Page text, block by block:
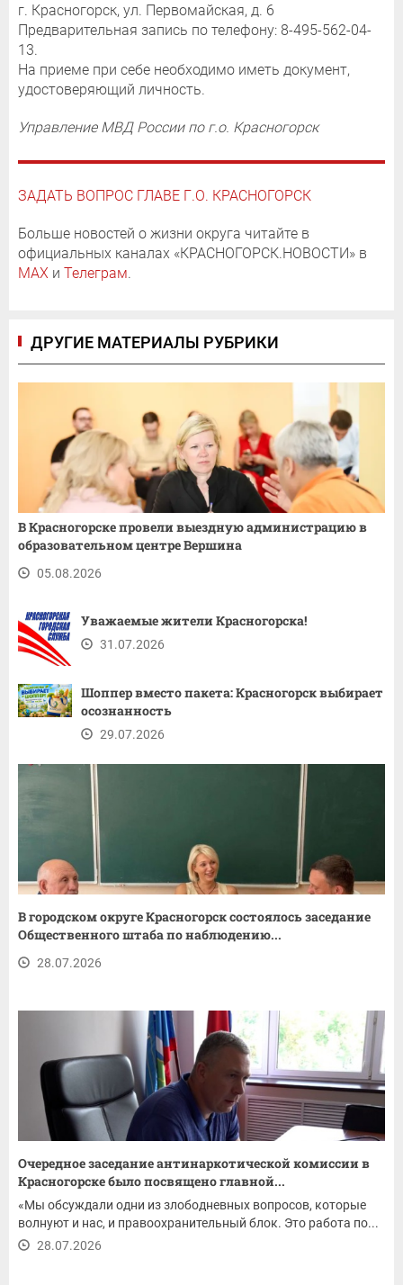
г. Красногорск, ул. Первомайская, д. 6
Предварительная запись по телефону: 8-495-562-04-
13.
На приеме при себе необходимо иметь документ,
удостоверяющий личность.
Управление МВД России по г.о. Красногорск
ЗАДАТЬ ВОПРОС ГЛАВЕ Г.О. КРАСНОГОРСК
Больше новостей о жизни округа читайте в
официальных каналах «КРАСНОГОРСК.НОВОСТИ» в
MAX и Телеграм.
ДРУГИЕ МАТЕРИАЛЫ РУБРИКИ
В Красногорске провели выездную администрацию в
образовательном центре Вершина
05.08.2026
Уважаемые жители Красногорска!
31.07.2026
Шоппер вместо пакета: Красногорск выбирает
осознанность
29.07.2026
В городском округе Красногорск состоялось заседание
Общественного штаба по наблюдению...
28.07.2026
Очередное заседание антинаркотической комиссии в
Красногорске было посвящено главной...
«Мы обсуждали одни из злободневных вопросов, которые
волнуют и нас, и правоохранительный блок. Это работа по...
28.07.2026